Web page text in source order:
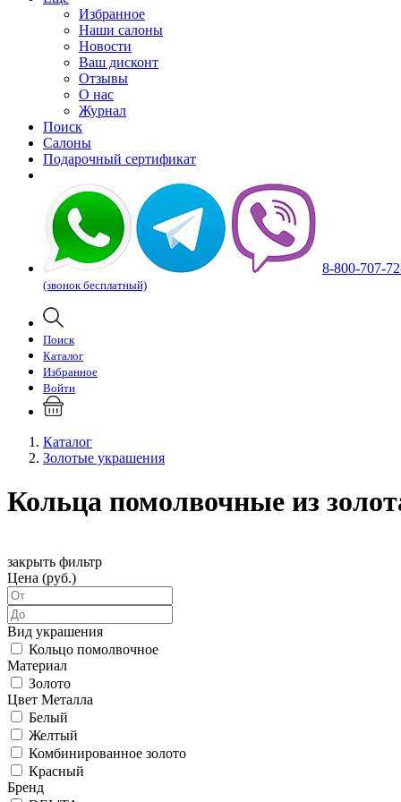
Избранное
Наши салоны
Новости
Ваш дисконт
Отзывы
О нас
Журнал
Поиск
Салоны
Подарочный сертификат
8-800-707-
(звонок бесплатный)
Поиск
Каталог
Избранное
Войти
Каталог
Золотые украшения
Кольца помолвочные из
закрыть фильтр
Цена (руб.)
Вид украшения
Кольцо помолвочное
Материал
Золото
Цвет Металла
Белый
Желтый
Комбинированное золото
Красный
Бренд